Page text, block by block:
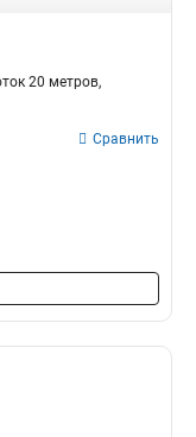
20 метров,
Сравнить